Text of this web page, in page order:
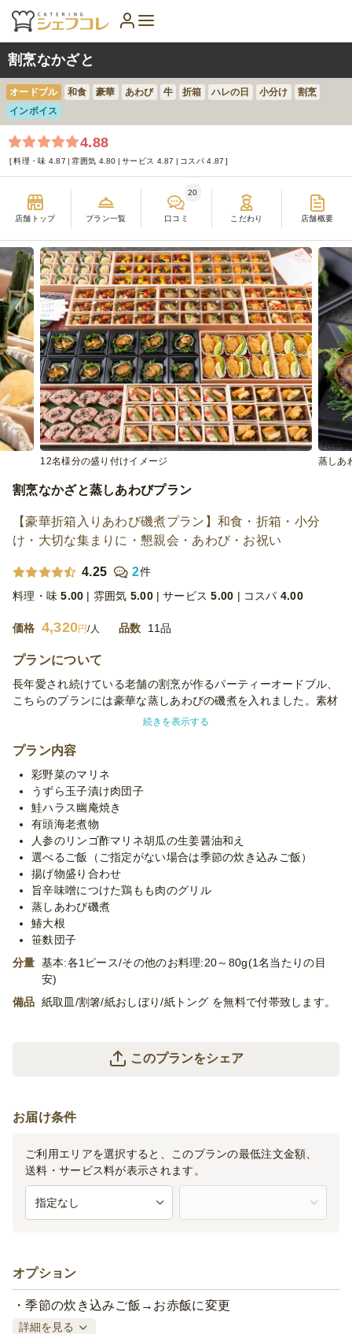
割烹なかざと
オードブル 和食 豪華 あわび 牛 折箱 ハレの日 小分け
割烹
インボイス
4.88
料理・味 4.87 雰囲気 4.80 サービス 4.87 コスパ 4.87
店舗トップ プラン一覧 口コミ
20
こだわり 店舗概要
12名様分の盛り付けイメージ 蒸しあ
割烹なかざと蒸しあわびプラン
【豪華折箱入りあわび磯煮プラン】和食・折箱・小分
け・大切な集まりに・懇親会・あわび・お祝い
4.25 2件
料理・味 5.00 雰囲気 5.00 サービス 5.00 コスパ 4.00
価格 4,320円/人 品数 11品
プランについて
長年愛され続けている老舗の割烹が作るパーティーオードブル、
こちらのプランには豪華な蒸しあわびの磯煮を入れました。素材
そのものの味を活かした自慢の逸品です。晴れやかな見栄えと確
※使い捨て容器でお届けするデリバリープランです。設置・配
膳・撤収等のサービスはついておりません。
※「10卓に配置」などお客様ご指定の数の卓に配置する場合、
追加容器代金をいただいたり、容器が変更になる場合がございま
す。予めご了承くださいませ。
※季節毎の仕入れによりメニューが変わる場合がございます。予
めご了承ください。
※プランに記載のあるメニュー以外もご対応が可能です。お気軽
に御相談ください。
※お赤飯は季節の炊き込みご飯、白米にも変更出来ます、ご要望
の方はオプションよりご選択ください。
続きを表示する
プラン内容
彩野菜のマリネ
うずら玉子漬け肉団子
鮭ハラス幽庵焼き
有頭海老煮物
人参のリンゴ酢マリネ胡瓜の生姜醤油和え
選べるご飯（ご指定がない場合は季節の炊き込みご飯）
揚げ物盛り合わせ
旨辛味噌につけた鶏もも肉のグリル
蒸しあわび磯煮
鰆大根
笹麩団子
分量 基本:各1ピース/その他のお料理:20～80g(1名当たりの目
安)
備品 紙取皿/割箸/紙おしぼり/紙トング を無料で付帯致します。
このプランをシェア
お届け条件
ご利用エリアを選択すると、このプランの最低注文金額、
送料・サービス料が表示されます。
オプション
季節の炊き込みご飯→お赤飯に変更
詳細を見る